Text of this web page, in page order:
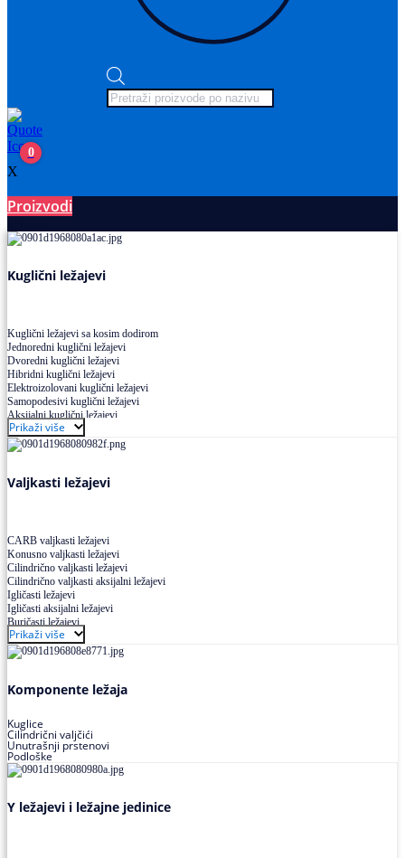
Products
search
0
X
Proizvodi
Kuglični ležajevi
Kuglični ležajevi sa kosim dodirom
Jednoredni kuglični ležajevi
Dvoredni kuglični ležajevi
Hibridni kuglični ležajevi
Elektroizolovani kuglični ležajevi
Samopodesivi kuglični ležajevi
Aksijalni kuglični ležajevi
Kuglični ležajevi od nerđajućeg čelika
Prikaži više
Valjkasti ležajevi
CARB valjkasti ležajevi
Konusno valjkasti ležajevi
Cilindrično valjkasti ležajevi
Cilindrično valjkasti aksijalni ležajevi
Igličasti ležajevi
Igličasti aksijalni ležajevi
Buričasti ležajevi
Buričasti zaptiveni ležajevi
Buričasti aksijalni ležajevi
Prikaži više
Komponente ležaja
Kuglice
Cilindrični valjčići
Unutrašnji prstenovi
Podloške
Y ležajevi i ležajne jedinice